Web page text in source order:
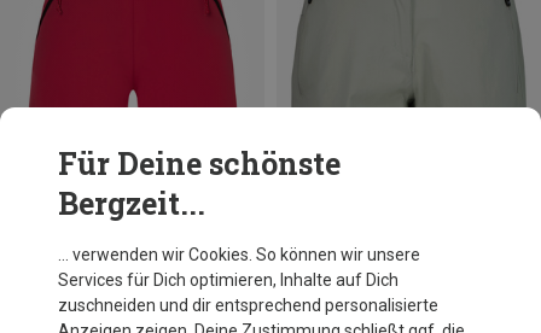
Du sparst 44% Du sparst 35%
Für Deine schönste
Bergzeit...
… verwenden wir Cookies. So können wir unsere
Services für Dich optimieren, Inhalte auf Dich
zuschneiden und dir entsprechend personalisierte